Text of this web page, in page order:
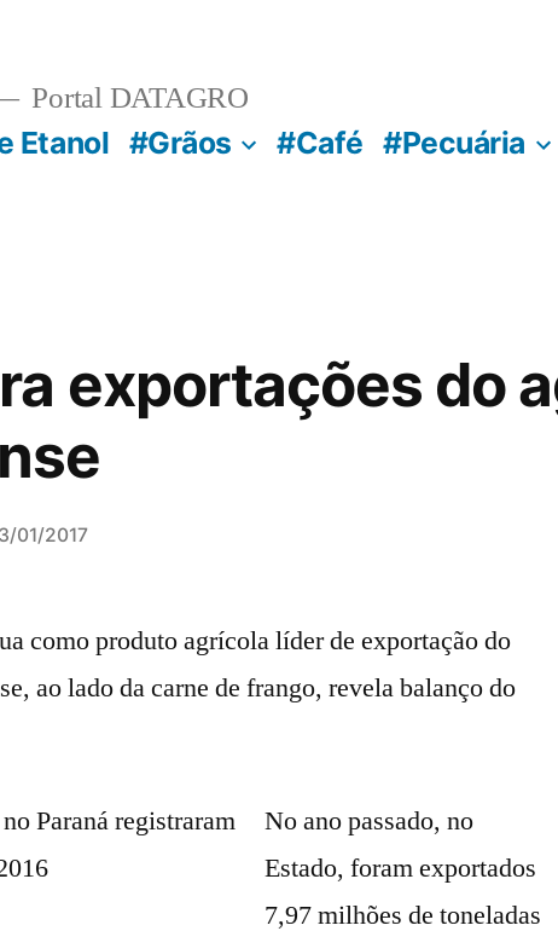
Portal DATAGRO
Etanol #Grãos #Café #Pecuária
exportações do
01/2017
como produto agrícola líder de exportação do
ao lado da carne de frango, revela balanço do
No ano passado, no
Estado, foram exportados
7,97 milhões de toneladas